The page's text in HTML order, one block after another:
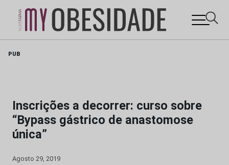
PUB
Inscrições a decorrer: curso sobre
“Bypass gástrico de anastomose
única”
Agosto 29, 2019